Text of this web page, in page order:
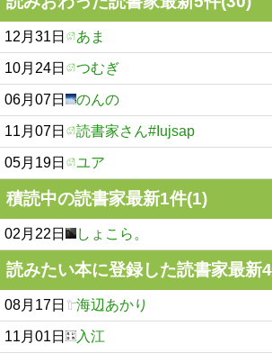
12月31日 あま
10月24日 つむぎ
06月07日 のんの
11月07日 読書家さん#Iujsap
05月19日 ユア
積読中の読書家最新1件(1)
02月22日 しょこら。
読みたい本に登録した読書家最新
08月17日 海辺あかり
11月01日 入江